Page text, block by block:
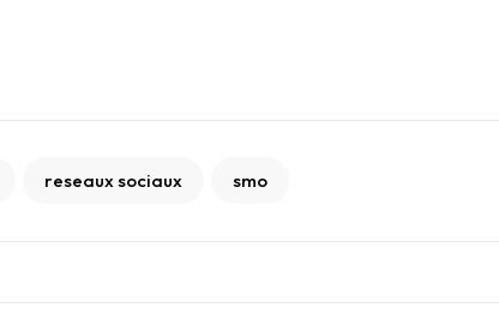
reseaux sociaux smo